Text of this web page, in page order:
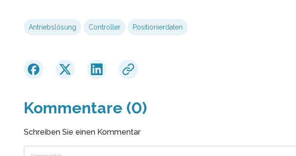
Antriebslösung Controller Positionierdaten
Kommentare (0)
Schreiben Sie einen Kommentar